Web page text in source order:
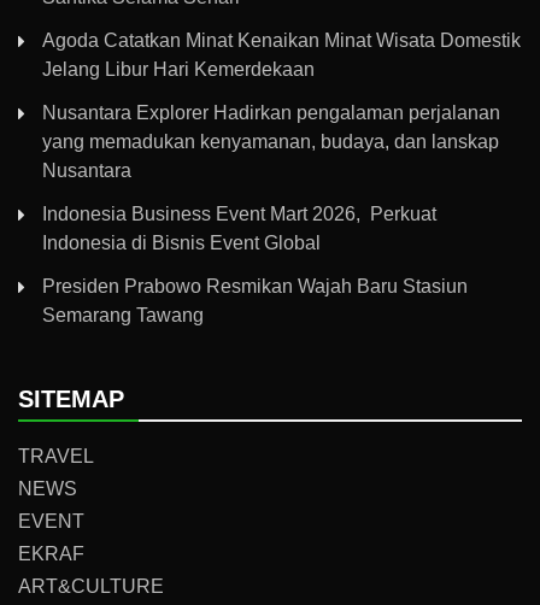
Agoda Catatkan Minat Kenaikan Minat Wisata Domestik
Jelang Libur Hari Kemerdekaan
Nusantara Explorer Hadirkan pengalaman perjalanan
yang memadukan kenyamanan, budaya, dan lanskap
Nusantara
Indonesia Business Event Mart 2026, Perkuat
Indonesia di Bisnis Event Global
Presiden Prabowo Resmikan Wajah Baru Stasiun
Semarang Tawang
SITEMAP
TRAVEL
NEWS
EVENT
EKRAF
ART&CULTURE